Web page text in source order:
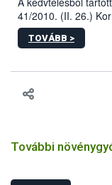
41/2010. (II. 26.)
sérülés, illetve
hatósági
vonni az ebek
TOVÁBB >
További